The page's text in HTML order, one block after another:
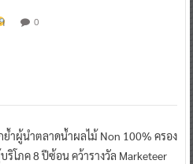
0
ย้ำผู้นำตลาดน้ำผลไม้ Non 100% ครอง
ริโภค 8 ปีซ้อน คว้ารางวัล Marketeer